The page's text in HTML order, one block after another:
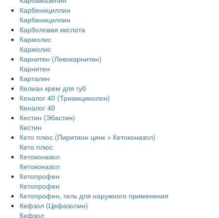
Карбенициллин
Карбенициллин
Карболовая кислота
Кармолис
Кармолис
Карнитен (Левокарнитин)
Карнитен
Карталин
Келиан крем для губ
Кеналог 40 (Триамцинолон)
Кеналог 40
Кестин (Эбастин)
Кестин
Кето плюс (Пиритион цинк + Кетоконазол)
Кето плюс
Кетоконазол
Кетоконазол
Кетопрофен
Кетопрофен
Кетопрофен, гель для наружного применения
Кефзол (Цефазолин)
Кефзол